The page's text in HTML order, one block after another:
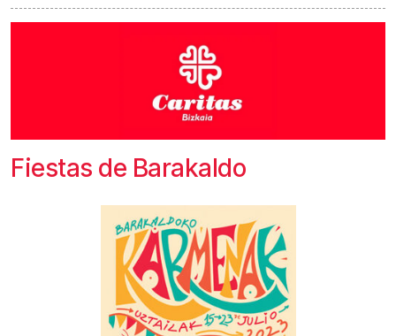
Fiestas de Barakaldo